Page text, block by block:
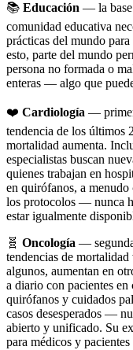
📚 Educación — la base
comunidad educativa
prácticas del mundo
esto, parte del mundo
persona no formada o
enteras — algo que
❤️ Cardiología —
tendencia de los últimos
mortalidad aumenta.
especialistas buscan
quienes trabajan en
en quirófanos, a
los protocolos — nunca
estar igualmente
🧬 Oncología —
tendencias de
algunos, aumentan en
a diario con pacientes
quirófanos y cuidados
casos desesperados —
abierto y unificado. Su
para médicos y